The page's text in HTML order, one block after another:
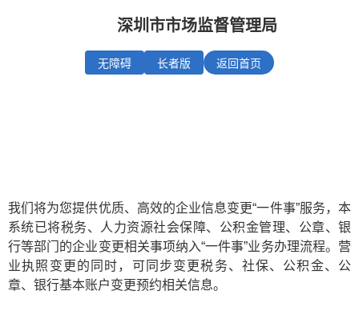
深圳市市场监督管理局
无障碍 长者版 返回首页
我们将为您提供优质、高效的企业信息变更“一件事”服务，本
系统已将税务、人力资源社会保障、公积金管理、公章、银
行等部门的企业变更相关事项纳入“一件事”业务办理流程。营
业执照变更的同时，可同步变更税务、社保、公积金、公
章、银行基本账户变更预约相关信息。